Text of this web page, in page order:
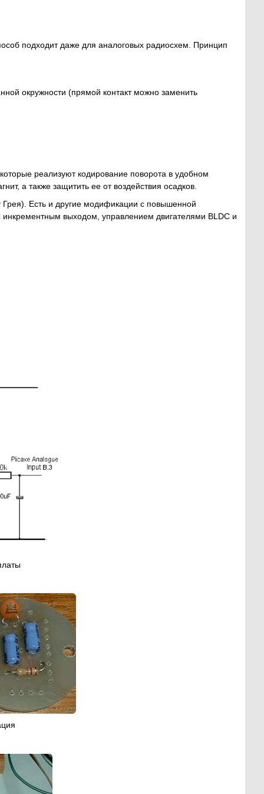
подходит даже для аналоговых радиосхем. Принцип
окружности (прямой контакт можно заменить
реализуют кодирование поворота в удобном
а также защитить ее от воздействия осадков.
Есть и другие модификации с повышенной
выходом, управлением двигателями BLDC и